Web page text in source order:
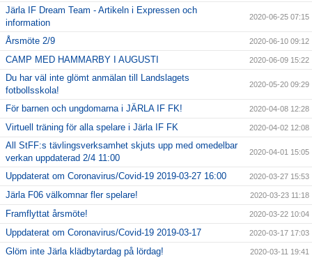
Järla IF Dream Team - Artikeln i Expressen och
information
2020-06-25 07:15
Årsmöte 2/9 2020-06-10 09:12
CAMP MED HAMMARBY I AUGUSTI 2020-06-09 15:22
Du har väl inte glömt anmälan till Landslagets
fotbollsskola!
2020-05-20 09:29
För barnen och ungdomarna i JÄRLA IF FK! 2020-04-08 12:28
Virtuell träning för alla spelare i Järla IF FK 2020-04-02 12:08
All StFF:s tävlingsverksamhet skjuts upp med omedelbar
verkan uppdaterad 2/4 11:00
2020-04-01 15:05
Uppdaterat om Coronavirus/Covid-19 2019-03-27 16:00 2020-03-27 15:53
Järla F06 välkomnar fler spelare! 2020-03-23 11:18
Framflyttat årsmöte! 2020-03-22 10:04
Uppdaterat om Coronavirus/Covid-19 2019-03-17 2020-03-17 17:03
Glöm inte Järla klädbytardag på lördag! 2020-03-11 19:41